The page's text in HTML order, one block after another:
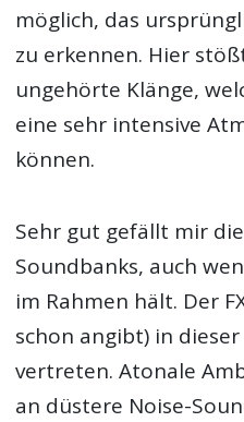
möglich, das
zu erkennen. Hier
ungehörte Klänge,
eine sehr intensive
können.
Sehr gut gefällt mir
Soundbanks, auch
im Rahmen hält. Der
schon angibt) in
vertreten. Atonale
an düstere Noise-